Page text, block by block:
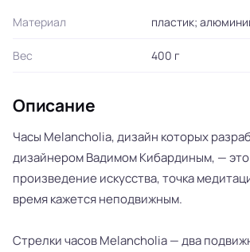
Материал пластик;
Вес 400 г
Описание
Часы Melancholia, дизайн которых
дизайнером Вадимом Кибардиным, —
произведение искусства, точка
время кажется неподвижным.
Стрелки часов Melancholia — два